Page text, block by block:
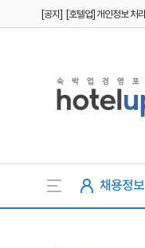
채용정보